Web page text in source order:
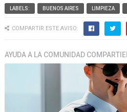
LABELS: BUENOS AIRES LIMPIEZA
COMPARTIR ESTE AVISO:
AYUDA A LA COMUNIDAD